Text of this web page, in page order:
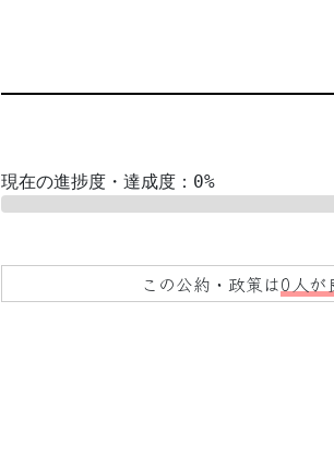
現在の進捗度・達成度：0%
この公約・政策は0人が